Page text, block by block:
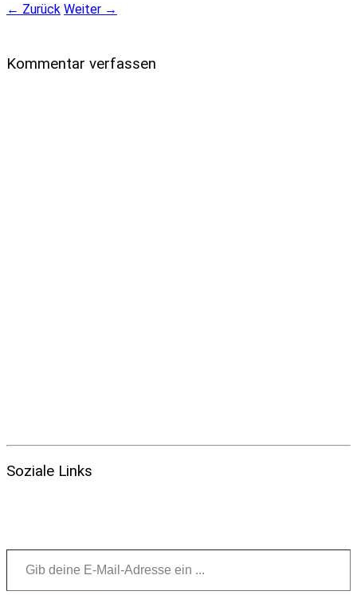
← Zurück Weiter →
Kommentar verfassen
Soziale Links
Gib deine E-Mail-Adresse ein ...